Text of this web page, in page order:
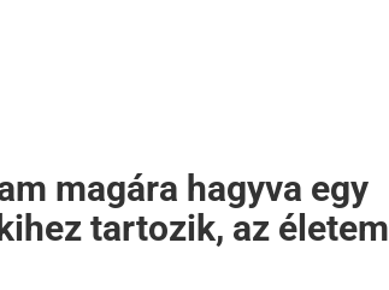
magára hagyva egy
tartozik, az életem